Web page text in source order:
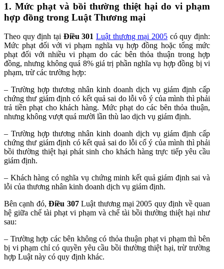
1. Mức phạt và bồi thường thiệt hại do vi phạm
hợp đồng trong Luật Thương mại
Theo quy định tại Điều 301 Luật thương mại 2005 có quy định:
Mức phạt đối với vi phạm nghĩa vụ hợp đồng hoặc tổng mức
phạt đối với nhiều vi phạm do các bên thỏa thuận trong hợp
đồng, nhưng không quá 8% giá trị phần nghĩa vụ hợp đồng bị vi
phạm, trừ các trường hợp:
– Trường hợp thương nhân kinh doanh dịch vụ giám định cấp
chứng thư giám định có kết quả sai do lỗi vô ý của mình thì phải
trả tiền phạt cho khách hàng. Mức phạt do các bên thỏa thuận,
nhưng không vượt quá mười lần thù lao dịch vụ giám định.
– Trường hợp thương nhân kinh doanh dịch vụ giám định cấp
chứng thư giám định có kết quả sai do lỗi cố ý của mình thì phải
bồi thường thiệt hại phát sinh cho khách hàng trực tiếp yêu cầu
giám định.
– Khách hàng có nghĩa vụ chứng minh kết quả giám định sai và
lỗi của thương nhân kinh doanh dịch vụ giám định.
Bên cạnh đó,Điều 307Luật thương mại 2005 quy định về quan
hệ giữa chế tài phạt vi phạm và chế tài bồi thường thiệt hại như
sau:
– Trường hợp các bên không có thỏa thuận phạt vi phạm thì bên
bị vi phạm chỉ có quyền yêu cầu bồi thường thiệt hại, trừ trường
hợp Luật này có quy định khác.